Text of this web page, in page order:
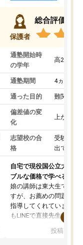
保護者
総合評価
通塾開始時
の学年
高2
通塾期間 4ヵ月～1
通った目的 難関私立
偏差値の変
化
上がった
志望校の合
格
受験して
出ていな
自宅で現役国公立大学生
ブルな価格で学べる
娘の講師は東大生では無
すが、お薦めの問題集や
指導してくれています。
もLINEで直接先生に質問
めれるので、個人に合
投稿日：